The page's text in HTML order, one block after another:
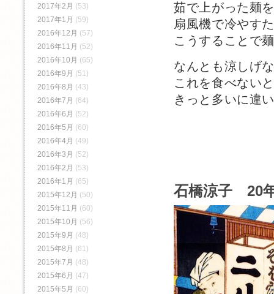
茹で上がった麺
扇風機で冷やす
こうすることで
なんとも涼しげ
これを食べない
きっと多いに違
石橋涼子 20
2017年2月 (53)
2017年1月 (59)
2016年12月 (57)
2016年11月 (52)
2016年10月 (65)
2016年9月 (51)
2016年8月 (43)
2016年7月 (64)
2016年6月 (52)
2016年5月 (60)
2016年4月 (49)
2016年3月 (52)
2016年2月 (53)
2016年1月 (65)
2015年12月 (50)
2015年11月 (60)
2015年10月 (56)
2015年9月 (48)
2015年8月 (61)
2015年7月 (48)
2015年6月 (47)
2015年5月 (60)